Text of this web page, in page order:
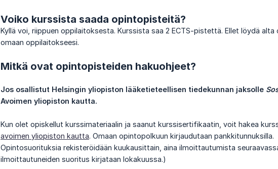
Voiko kurssista saada opintopisteitä?
Kyllä voi, riippuen oppilaitoksesta. Kurssista saa 2 ECTS-pistettä. Ellet löydä
omaan oppilaitokseesi.
Mitkä ovat opintopisteiden hakuohjeet?
Jos osallistut Helsingin yliopiston lääketieteellisen tiedekunnan jaksolle
Avoimen yliopiston kautta.
Kun olet opiskellut kurssimateriaalin ja saanut kurssisertifikaatin, voit hakea
avoimen yliopiston kautta. Omaan opintopolkuun kirjaudutaan pankkitunnuksilla.
Opintosuorituksia rekisteröidään kuukausittain, aina ilmoittautumista
ilmoittautuneiden suoritus kirjataan lokakuussa.)